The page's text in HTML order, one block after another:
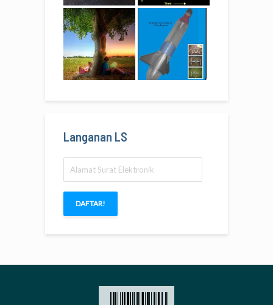
Langanan LS
Surat
Elektronik
DAFTAR!